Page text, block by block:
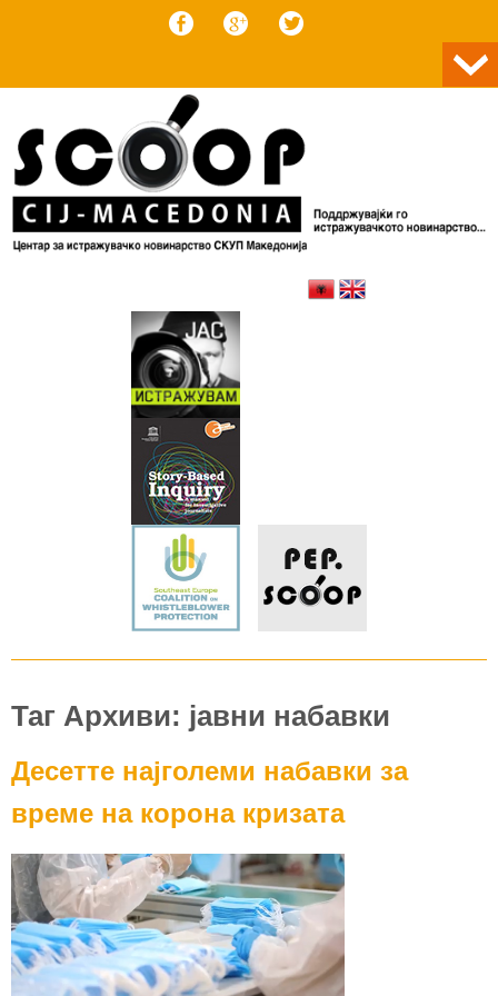
Таг Архиви: јавни набавки
Десетте најголеми набавки за
време на корона кризата